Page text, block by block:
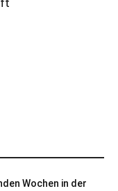
Wochen in der